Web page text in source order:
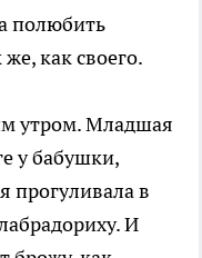
полюбить
как своего.
утром. Младшая
у бабушки,
прогуливала в
И